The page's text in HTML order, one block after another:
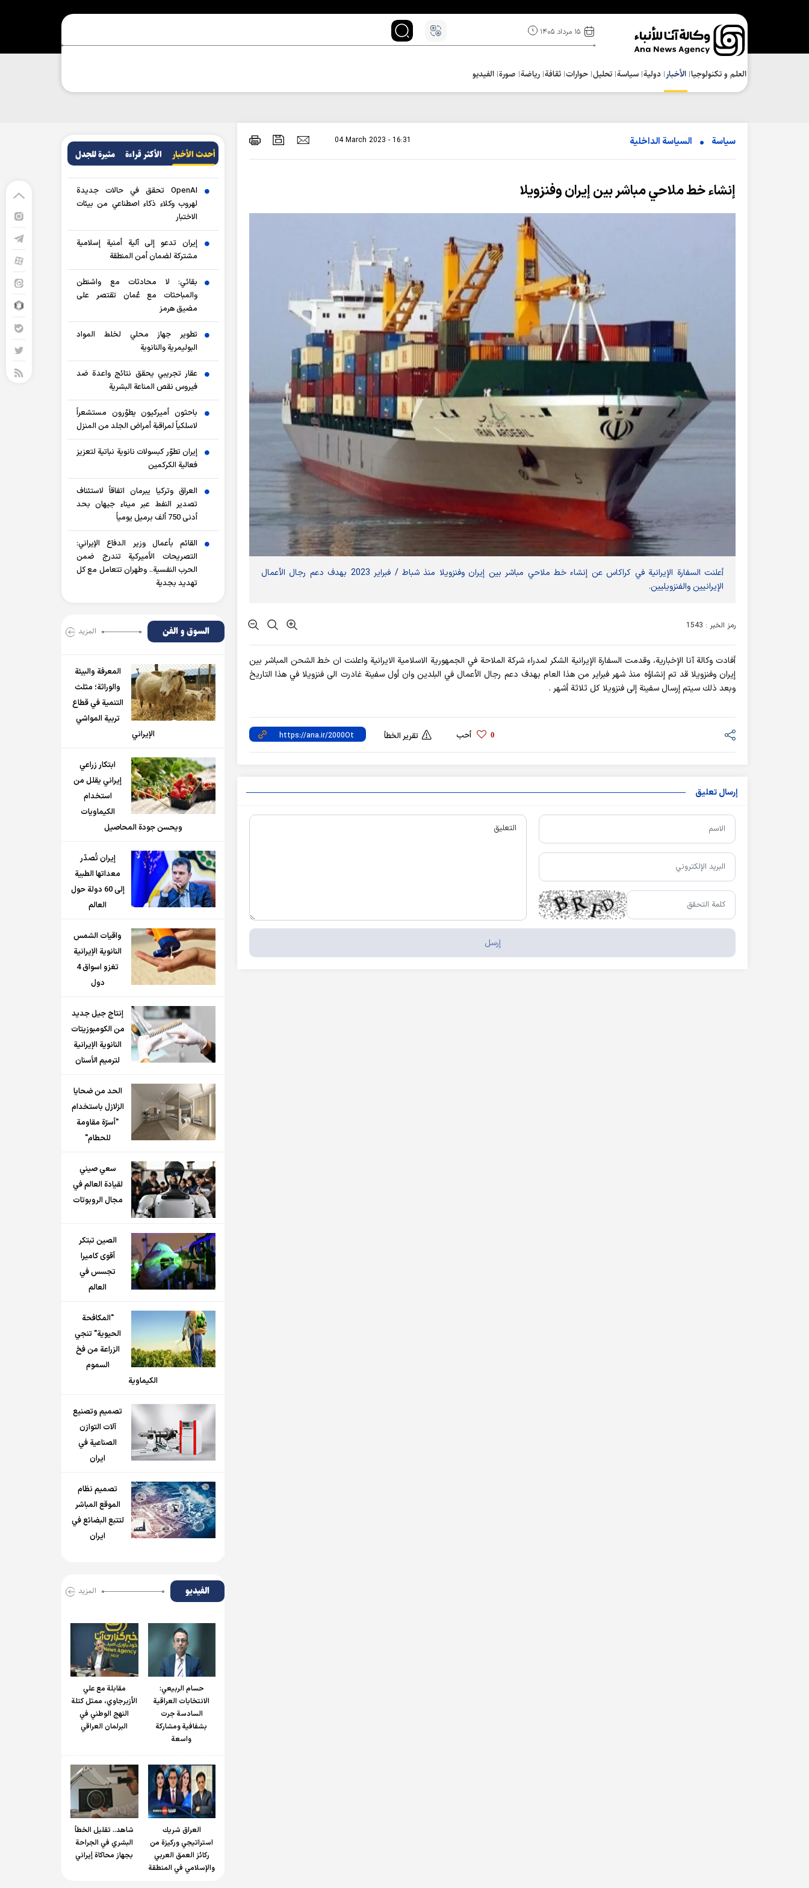
۱۵ مرداد ۱۴۰۵
العلم و تکنولوجیا الأخبار دولية سياسة تحلیل حوارات ثقافة رياضة صورة الفيديو
سياسة السیاسة الداخلیة 04 March 2023 - 16:31
إنشاء خط ملاحي مباشر بين إيران وفنزويلا
أعلنت السفارة الإيرانية في كراكاس عن إنشاء خط ملاحي مباشر بين إيران وفنزويلا منذ شباط / فبراير 2023 بهدف دعم رجال الأعمال
الإيرانيين والفنزويليين.
رمز الخبر : 1543
أفادت وکالة آنا الإخباریة، وقدمت السفارة الإيرانية الشكر لمدراء شركة الملاحة في الجمهورية الاسلامية الايرانية واعلنت ان خط الشحن المباشر بين
إيران وفنزويلا قد تم إنشاؤه منذ شهر فبراير من هذا العام بهدف دعم رجال الأعمال في البلدين وان أول سفينة غادرت الى فنزويلا في هذا التاريخ
وبعد ذلك سيتم إرسال سفينة إلى فنزويلا كل ثلاثة أشهر .
0 أحب تقرير الخطأ
إرسال تعليق
أحدث الأخبار الأکثر قراءة مثيرة للجدل
OpenAI تحقق في حالات جديدة
لهروب وكلاء ذكاء اصطناعي من بيئات
الاختبار
إيران تدعو إلى آلية أمنية إسلامية
مشتركة لضمان أمن المنطقة
بقائي: لا محادثات مع واشنطن
والمباحثات مع عُمان تقتصر على
مضيق هرمز
تطوير جهاز محلي لخلط المواد
البوليمرية والنانوية
عقار تجريبي يحقق نتائج واعدة ضد
فيروس نقص المناعة البشرية
باحثون أميركيون يطوّرون مستشعراً
لاسلكياً لمراقبة أمراض الجلد من المنزل
إيران تطوّر كبسولات نانوية نباتية لتعزيز
فعالية الكركمين
العراق وتركيا يبرمان اتفاقاً لاستئناف
تصدير النفط عبر ميناء جيهان بحد
أدنى 750 ألف برميل يومياً
القائم بأعمال وزير الدفاع الإيراني:
التصريحات الأميركية تندرج ضمن
الحرب النفسية.. وطهران تتعامل مع كل
تهديد بجدية
السوق و الفن المزید
المعرفة والبيئة
والوراثة؛ مثلث
التنمية في قطاع
تربية المواشي
الإيراني
ابتكار زراعي
إيراني يقلل من
استخدام
الكيماويات
ويحسن جودة المحاصيل
إيران تُصدّر
معداتها الطبية
إلى 60 دولة حول
العالم
واقيات الشمس
النانوية الإيرانية
تغزو اسواق 4
دول
إنتاج جيل جديد
من الكومبوزيتات
النانوية الإيرانية
لترميم الأسنان
الحد من ضحايا
الزلازل باستخدام
"أسرّة مقاومة
للحطام"
سعي صيني
لقيادة العالم في
مجال الروبوتات
الصين تبتكر
أقوى كاميرا
تجسس في
العالم
"المكافحة
الحيوية" تنجي
الزراعة من فخ
السموم
الكيماوية
تصميم وتصنيع
آلات التوازن
الصناعية في
ايران
تصميم نظام
الموقع المباشر
لتتبع البضائع في
ايران
الفیدیو المزید
حسام الربیعي:
الانتخابات العراقية
السادسة جرت
بشفافية ومشاركة
واسعة
مقابلة مع علي
الأزبرجاوي، ممثل كتلة
النهج الوطني في
البرلمان العراقي
العراق شريك
استراتيجي وركيزة من
ركائز العمق العربي
والإسلامي في المنطقة
شاهد.. تقليل الخطأ
البشري في الجراحة
بجهاز محاكاة إيراني